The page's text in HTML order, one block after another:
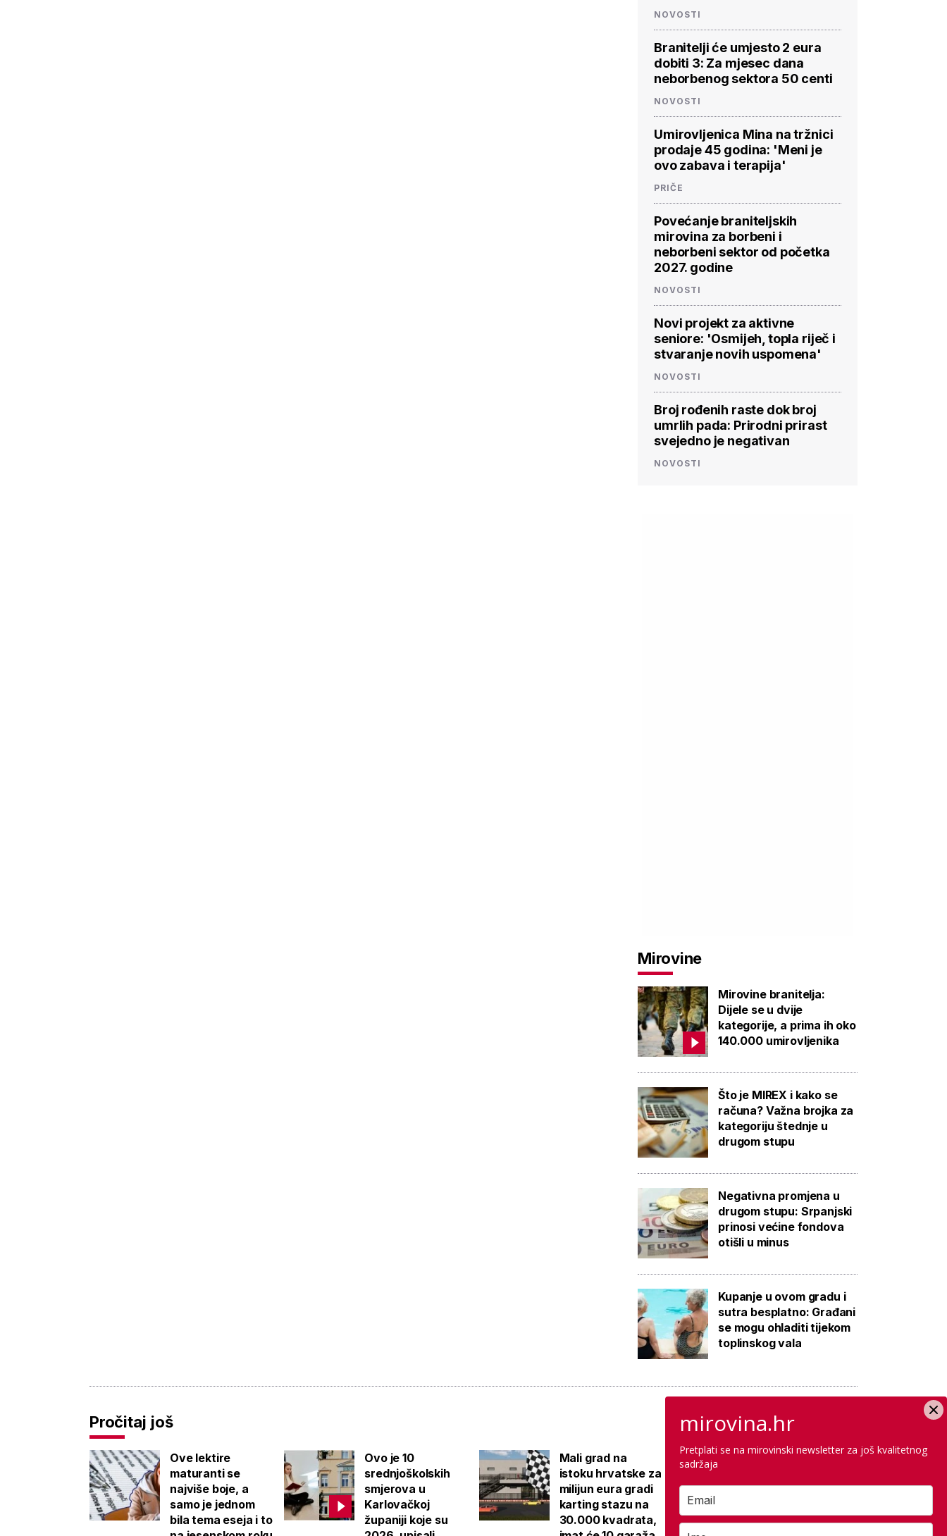
NOVOSTI
Branitelji će umjesto 2 eura
dobiti 3: Za mjesec dana
neborbenog sektora 50 centi
NOVOSTI
Umirovljenica Mina na tržnici
prodaje 45 godina: 'Meni je
ovo zabava i terapija'
PRIČE
Povećanje braniteljskih
mirovina za borbeni i
neborbeni sektor od početka
2027. godine
NOVOSTI
Novi projekt za aktivne
seniore: 'Osmijeh, topla riječ i
stvaranje novih uspomena'
NOVOSTI
Broj rođenih raste dok broj
umrlih pada: Prirodni prirast
svejedno je negativan
NOVOSTI
Mirovine
Mirovine branitelja:
Dijele se u dvije
kategorije, a prima ih oko
140.000 umirovljenika
Što je MIREX i kako se
računa? Važna brojka za
kategoriju štednje u
drugom stupu
Negativna promjena u
drugom stupu: Srpanjski
prinosi većine fondova
otišli u minus
Kupanje u ovom gradu i
sutra besplatno: Građani
se mogu ohladiti tijekom
toplinskog vala
Pročitaj još
Ove lektire
maturanti se
najviše boje, a
samo je jednom
bila tema eseja i to
Ovo je 10
srednjoškolskih
smjerova u
Karlovačkoj
županiji koje su
Mali grad na
istoku hrvatske za
milijun eura gradi
karting stazu na
30.000 kvadrata,
Galerija: Sanacija
bazena iz 1972.,
antikorozivna
mirovina.hr
Pretplati se na mirovinski newsletter za još kvalitetnog
sadržaja